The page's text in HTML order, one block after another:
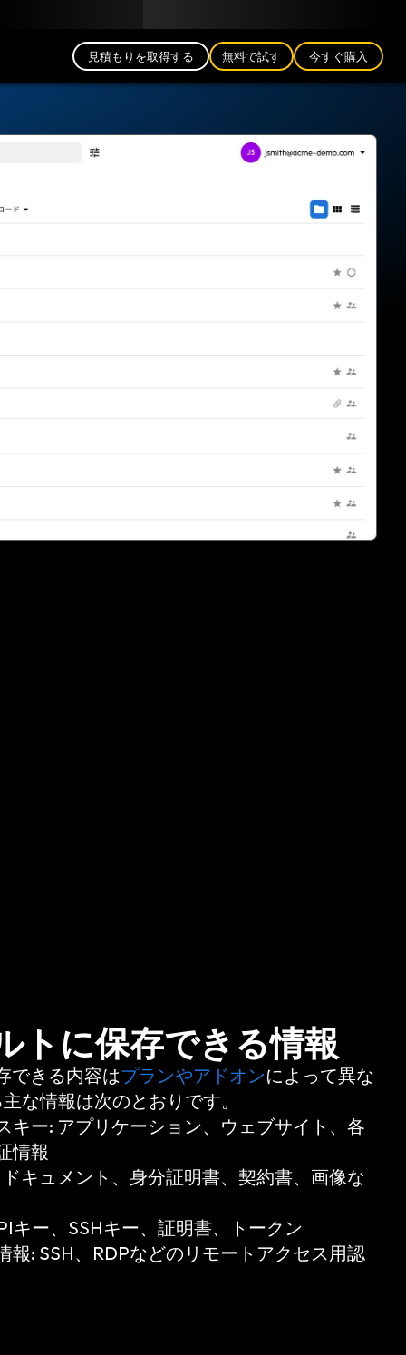
見積もりを取得する 無料で試す 今すぐ購入
トに保存できる情報
できる内容はプランやアドオンによって異な
な情報は次のとおりです。
キー: アプリケーション、ウェブサイト、各
情報
ドキュメント、身分証明書、契約書、画像な
キー、SSHキー、証明書、トークン
報: SSH、RDPなどのリモートアクセス用認